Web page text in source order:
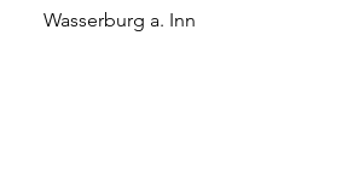
Wasserburg a. Inn